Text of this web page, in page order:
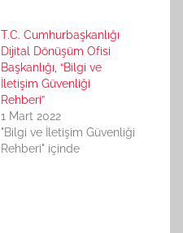
T.C. Cumhurbaşkanlığı
Dijital Dönüşüm Ofisi
Başkanlığı, “Bilgi ve
İletişim Güvenliği
Rehberi”
1 Mart 2022
"Bilgi ve İletişim Güvenliği
Rehberi" içinde